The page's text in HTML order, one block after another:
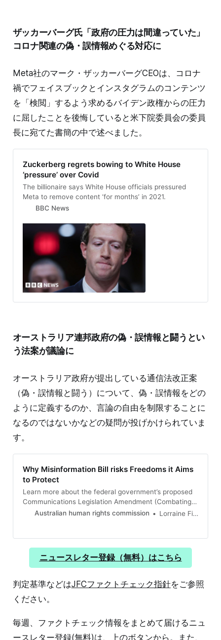
ザッカーバーグ氏「政府の圧力は間違っていた」
コロナ関連の偽・誤情報めぐる対応に
Meta社のマーク・ザッカーバーグCEOは、コロナ
禍でフェイスブックとインスタグラムのコンテンツ
を「検閲」するよう求めるバイデン政権からの圧力
に屈したことを後悔していると米下院委員会の委員
長に宛てた書簡の中で述べました。
Zuckerberg regrets bowing to White House
‘pressure’ over Covid
The billionaire says White House officials pressured
Meta to remove content ‘for months’ in 2021.
BBC News
オーストラリア連邦政府の偽・誤情報と闘うとい
う法案が議論に
オーストラリア政府が提出している通信法改正案
（偽・誤情報と闘う）について、偽・誤情報をどの
ように定義するのか、言論の自由を制限することに
なるのではないかなどの疑問が投げかけられていま
す。
Why Misinformation Bill risks Freedoms it Aims
to Protect
Learn more about the federal government’s proposed
Communications Legislation Amendment (Combating
Misinformation and Disinformation) Bill.
Australian human rights commission Lorraine Finlay
ニュースレター登録（無料）はこちら
判定基準などはJFCファクトチェック指針をご参照
ください。
毎週、ファクトチェック情報をまとめて届けるニュ
ースレター登録(無料)は、上のボタンから。また、